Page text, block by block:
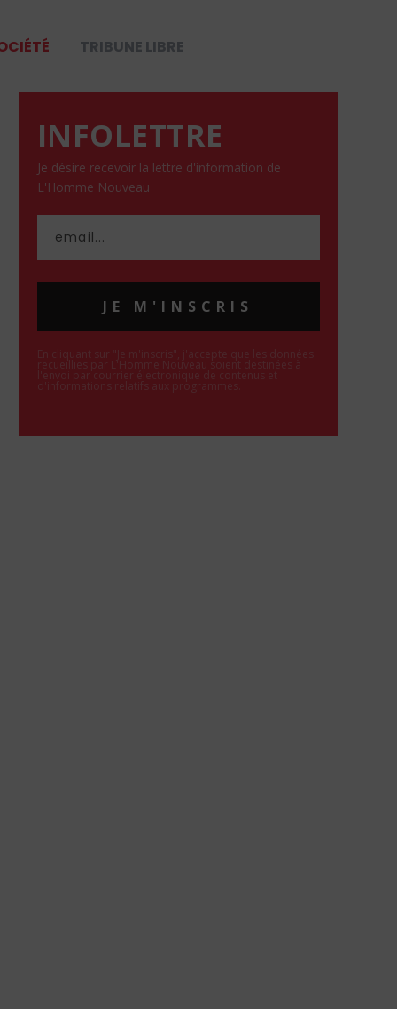
TRIBUNE LIBRE
INFOLETTRE
Je désire recevoir la lettre d'information de
L'Homme Nouveau
JE M'INSCRIS
En cliquant sur "Je m'inscris", j'accepte que les données
recueillies par L'Homme Nouveau soient destinées à
l'envoi par courrier électronique de contenus et
d'informations relatifs aux programmes.